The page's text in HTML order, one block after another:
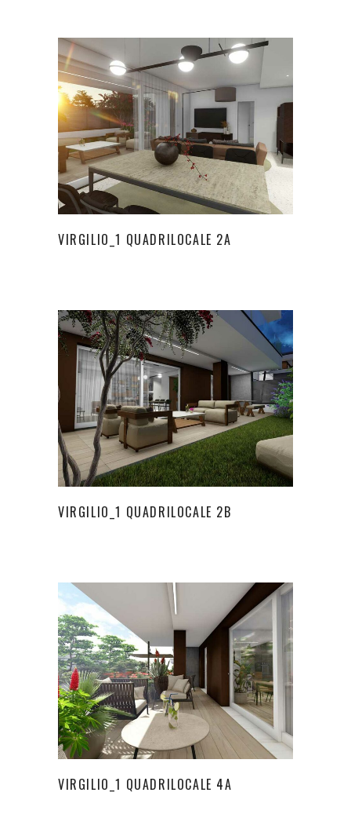
VIRGILIO_1 QUADRILOCALE 2A
VIRGILIO_1 QUADRILOCALE 2B
VIRGILIO_1 QUADRILOCALE 4A